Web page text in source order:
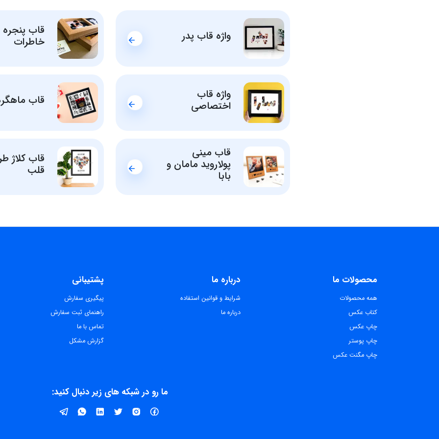
واژه قاب پدر قاب پنجره
خاطرات
واژه قاب
اختصاصی قاب
قاب مینی
پولاروید مامان و
بابا
قاب کلاژ
قلب
محصولات ما
همه محصولات
کتاب عکس
چاپ عکس
چاپ پوستر
چاپ مگنت عکس
درباره ما
شرایط و قوانین استفاده
درباره ما
پشتیبانی
پیگیری سفارش
راهنمای ثبت سفارش
تماس با ما
گزارش مشکل
ما رو در شبکه های زیر دنبال کنید: